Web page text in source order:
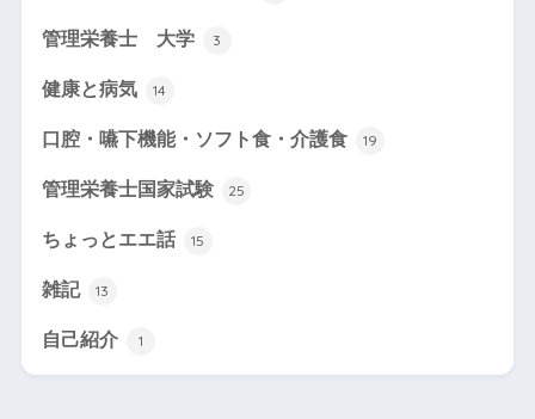
管理栄養士 大学 3
健康と病気 14
口腔・嚥下機能・ソフト食・介護食 19
管理栄養士国家試験 25
ちょっとエエ話 15
雑記 13
自己紹介 1